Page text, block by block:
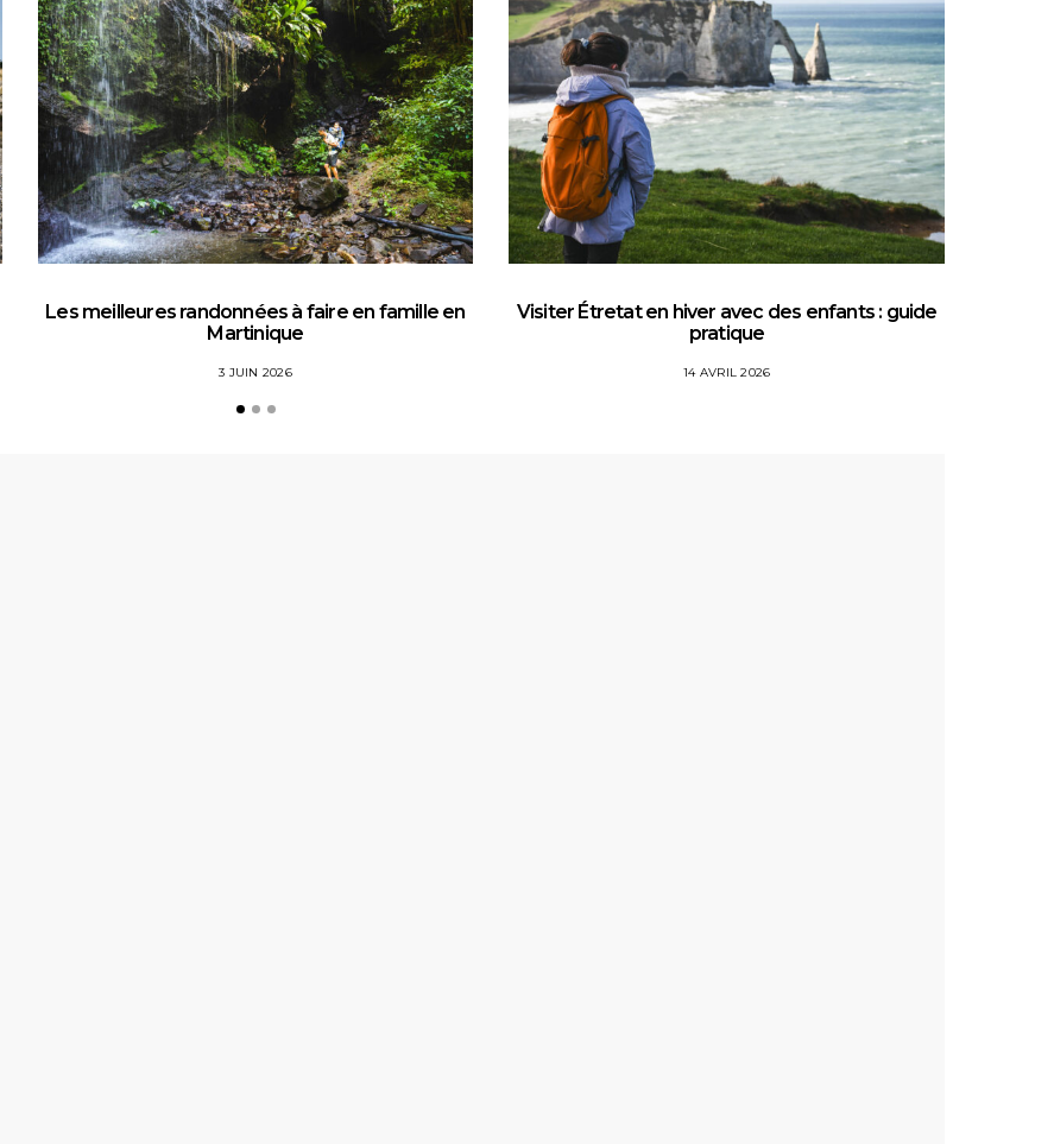
Les meilleures randonnées à faire en famille en
Martinique
3 JUIN 2026
Visiter Étretat en hiver avec des enfants : guide
pratique
14 AVRIL 2026